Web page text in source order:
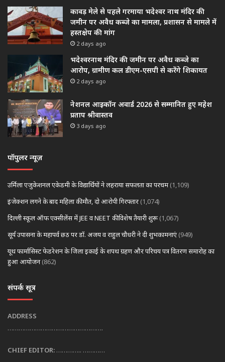
कावड़ मेले से पहले गरमाया भदेश्वर नाथ मंदिर की
जमीन पर अवैध कब्जे का मामला, प्रशासन से मामले में
हस्तक्षेप की मांग
2 days ago
भदेश्वरनाथ मंदिर की जमीन पर अवैध कब्जे का
आरोप, ग्रामीण कल डीएम-एसपी से करेंगे शिकायत
2 days ago
नेशनल आइकॉन अवार्ड 2026 से सम्मानित हुए महेश
प्रताप श्रीवास्तव
3 days ago
पॉपुलर न्यूज़
उर्मिला एजुकेशनल एकेडमी के विद्यार्थियों ने लहराया सफलता का परचम (1,109)
इंजेक्शन लगने के बाद महिला की मौत, दो आरोपी गिरफ्तार (1,074)
दिल्ली स्कूल ऑफ एक्सीलेंस में JEE व NEET की विशेष तैयारी शुरू (1,067)
सूर्य उपासना के महापर्व छठ पर डॉ. अजय व राहुल चौधरी ने दी शुभकामनाएं (949)
यूथ फार्मासिस्ट फेडरेशन के जिला इकाई के शपथ ग्रहण और परिचय पत्र वितरण समारोह का
हुआ आयोजन (862)
संपर्क सूत्र
ADDRESS
…………………………………………….
CHIEF EDITOR: ………….. …………